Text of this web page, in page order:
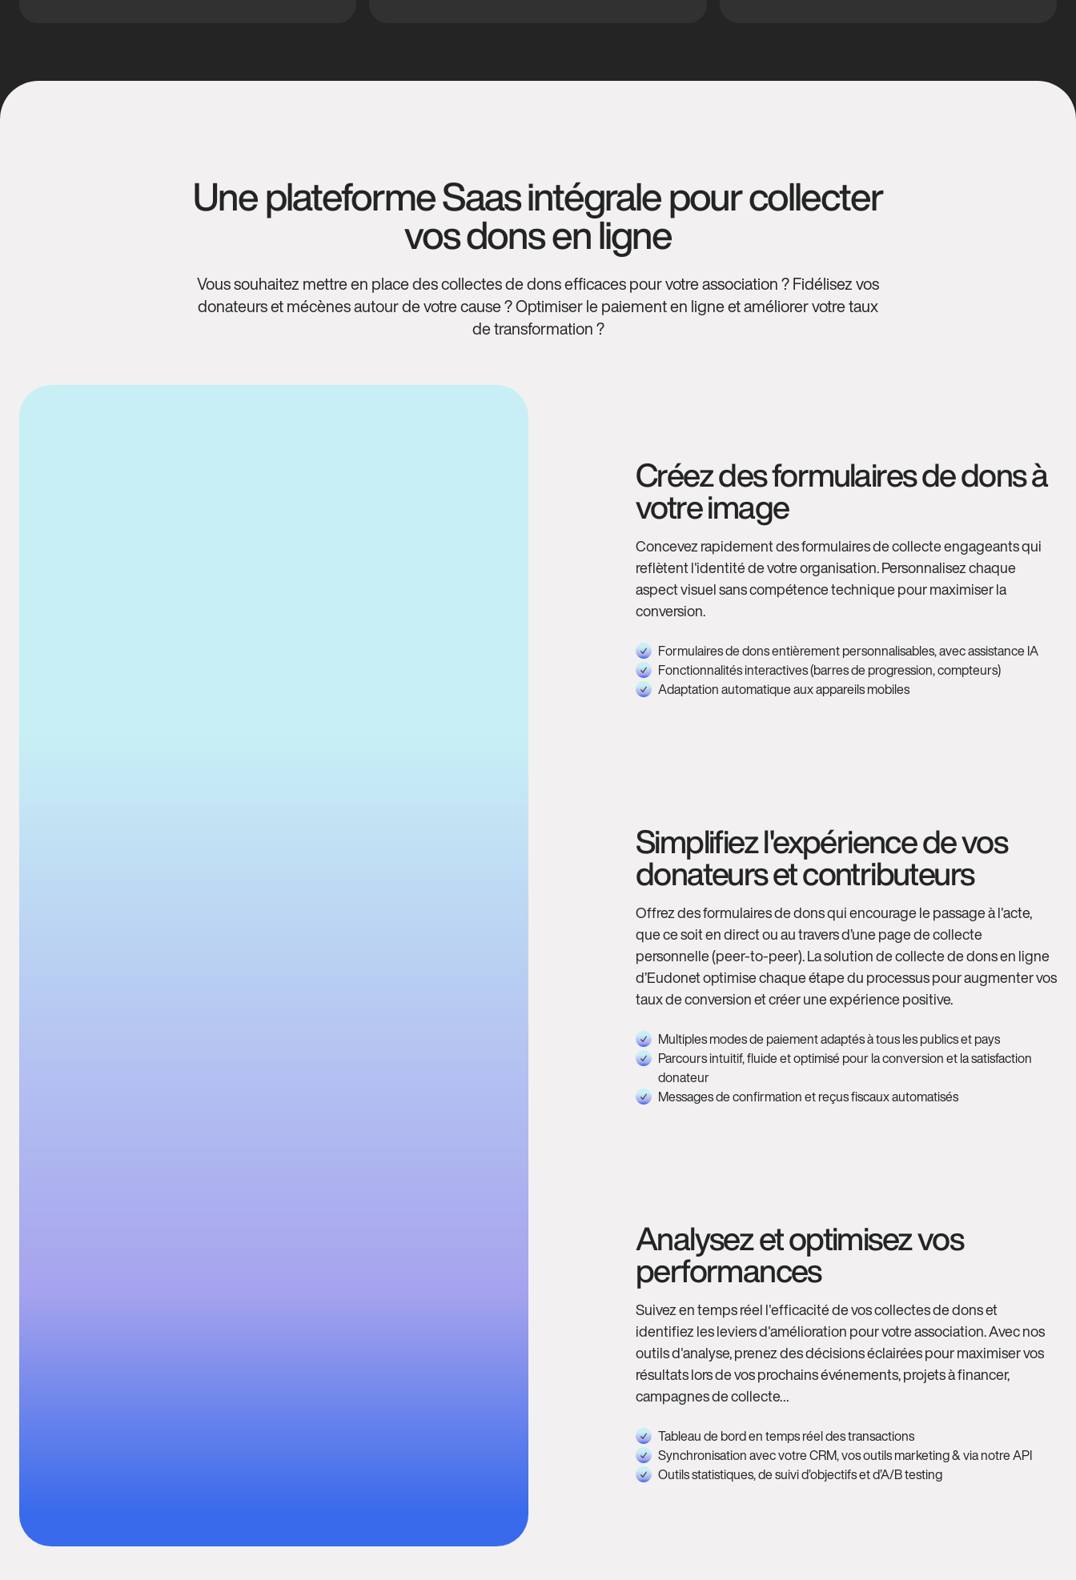
Une plateforme Saas intégrale pour collecter
vos dons en ligne
Vous souhaitez mettre en place des collectes de dons efficaces pour votre association ? Fidélisez vos
donateurs et mécènes autour de votre cause ? Optimiser le paiement en ligne et améliorer votre taux
de transformation ?
Créez des formulaires de dons à
votre image
Concevez rapidement des formulaires de collecte engageants qui
reflètent l'identité de votre organisation. Personnalisez chaque
aspect visuel sans compétence technique pour maximiser la
conversion.
Formulaires de dons entièrement personnalisables, avec assistance IA
Fonctionnalités interactives (barres de progression, compteurs)
Adaptation automatique aux appareils mobiles
Simplifiez l'expérience de vos
donateurs et contributeurs
Offrez des formulaires de dons qui encourage le passage à l'acte,
que ce soit en direct ou au travers d’une page de collecte
personnelle (peer-to-peer). La solution de collecte de dons en ligne
d’Eudonet optimise chaque étape du processus pour augmenter vos
taux de conversion et créer une expérience positive.
Multiples modes de paiement adaptés à tous les publics et pays
Parcours intuitif, fluide et optimisé pour la conversion et la satisfaction
donateur
Messages de confirmation et reçus fiscaux automatisés
Analysez et optimisez vos
performances
Suivez en temps réel l'efficacité de vos collectes de dons et
identifiez les leviers d'amélioration pour votre association. Avec nos
outils d'analyse, prenez des décisions éclairées pour maximiser vos
résultats lors de vos prochains événements, projets à financer,
campagnes de collecte…
Tableau de bord en temps réel des transactions
Synchronisation avec votre CRM, vos outils marketing & via notre API
Outils statistiques, de suivi d’objectifs et d’A/B testing